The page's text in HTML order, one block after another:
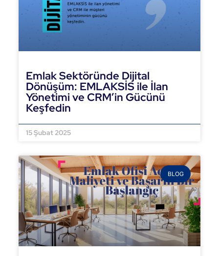
Emlak Sektöründe Dijital
Dönüşüm: EMLAKSİS ile İlan
Yönetimi ve CRM’in Gücünü
Keşfedin
15 Şubat 2025
BLOG